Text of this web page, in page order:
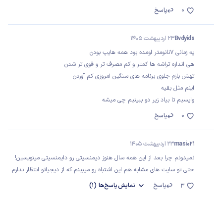
پاسخ
0
Bvdyids23 اردیبهشت 1405
یه زمانی ۷نانومتر اومده بود همه هایپ بودن
هی اندازه تراشه ها کمتر و کم مصرف تر و قوی تر شدن
تهش بازم جلوی برنامه های سنگین امروزی کم آوردن
اینم مثل بقیه
وایسیم تا بیاد زیر دو ببینیم چی میشه
پاسخ
0
masi02123 اردیبهشت 1405
نمیدونم چرا بعد از این همه سال هنوز دیمنسیتی رو دایمنسیتی مینویسین!
حتی تو سایت های مشابه هم این اشتباه رو میبینم که از دیجیاتو انتظار ندارم.
پاسخ
نمایشپاسخ‌ها (1) 3